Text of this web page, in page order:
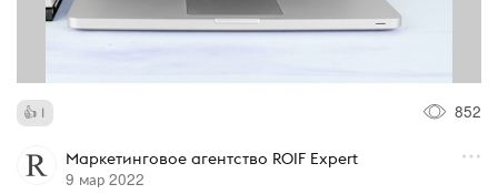
1 852
Маркетинговое агентство ROIF Expert
9 мар 2022